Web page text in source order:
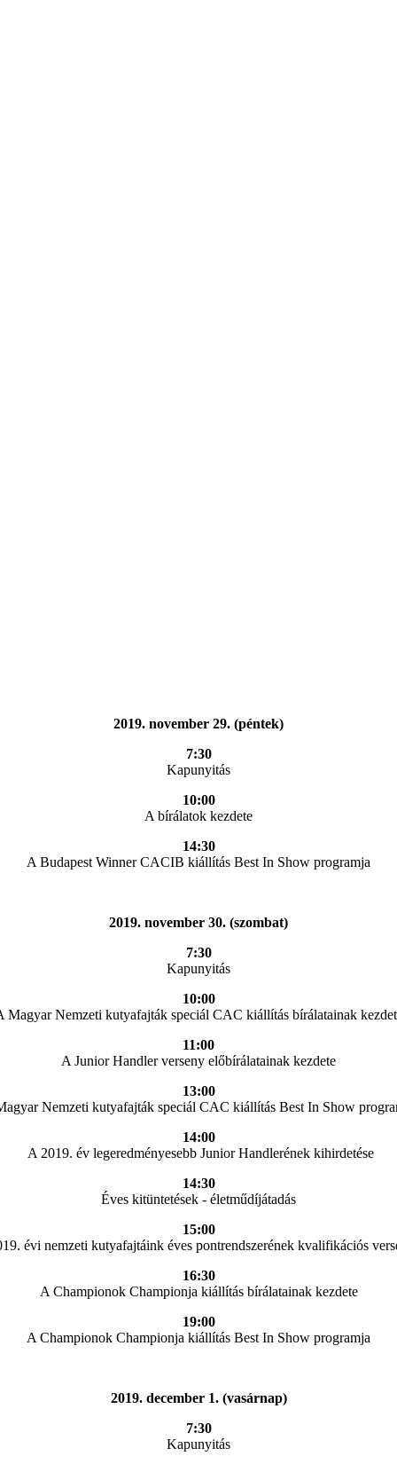
2019. november 29. (péntek)
7:30
Kapunyitás
10:00
A bírálatok kezdete
14:30
A Budapest Winner CACIB kiállítás Best In Show programja
2019. november 30. (szombat)
7:30
Kapunyitás
10:00
Magyar Nemzeti kutyafajták speciál CAC kiállítás bírálatainak
11:00
A Junior Handler verseny előbírálatainak kezdete
13:00
Nemzeti kutyafajták speciál CAC kiállítás Best In Show
14:00
A 2019. év legeredményesebb Junior Handlerének kihirdetése
14:30
Éves kitüntetések - életműdíjátadás
15:00
évi nemzeti kutyafajtáink éves pontrendszerének kvalifikációs
16:30
A Championok Championja kiállítás bírálatainak kezdete
19:00
A Championok Championja kiállítás Best In Show programja
2019. december 1. (vasárnap)
7:30
Kapunyitás